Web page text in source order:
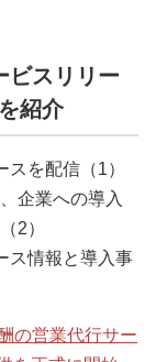
ビスリリー
紹介
を配信（1）
企業への導入
2）
ス情報と導入事
の営業代行サー